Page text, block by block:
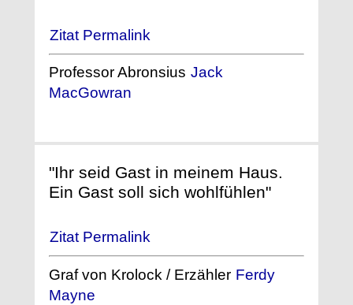
Zitat Permalink
Professor Abronsius Jack
MacGowran
"Ihr seid Gast in meinem Haus.
Ein Gast soll sich wohlfühlen"
Zitat Permalink
Graf von Krolock / Erzähler Ferdy
Mayne